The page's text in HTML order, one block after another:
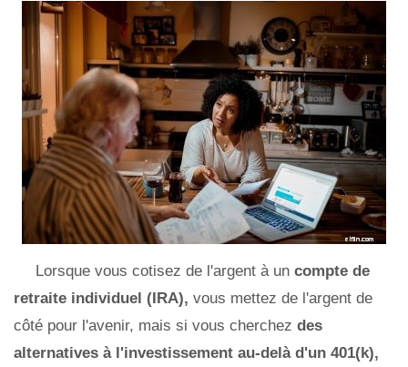
Lorsque vous cotisez de l'argent à un compte de
retraite individuel (IRA), vous mettez de l'argent de
côté pour l'avenir, mais si vous cherchez des
alternatives à l'investissement au-delà d'un 401(k),